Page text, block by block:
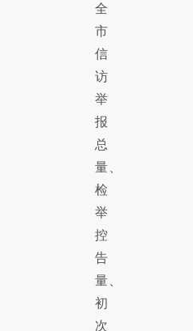
全
市
信
访
举
报
总
量、
检
举
控
告
量、
初
次